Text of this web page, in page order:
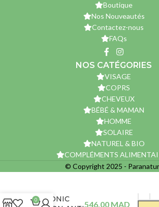
Boutique
Nos Nouveautés
Contactez-nous
FAQs
NOS CATÉGORIES
VISAGE
COPRS
CHEVEUX
BÉBÉ & MAMAN
HOMME
SOLAIRE
NATUREL & BIO
COMPLÉMENTS
© Copyright 2025 -
CHRONIC
546,00 MAD
0